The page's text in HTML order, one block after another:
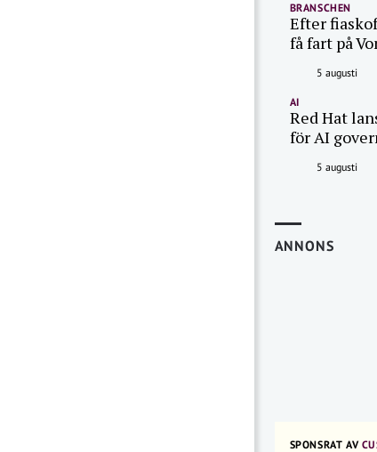
BRANSCHEN
Efter
få fart på
5 augusti
AI
Red Hat
för AI
5 augusti
ANNONS
SPONSRAT AV